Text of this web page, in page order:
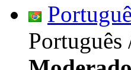
Português